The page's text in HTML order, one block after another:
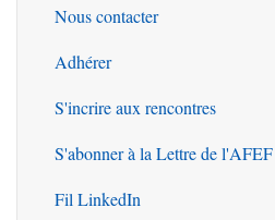
Outils
Nous contacter
Adhérer
S'incrire aux rencontres
S'abonner à la Lettre de l'AFEF
Fil LinkedIn